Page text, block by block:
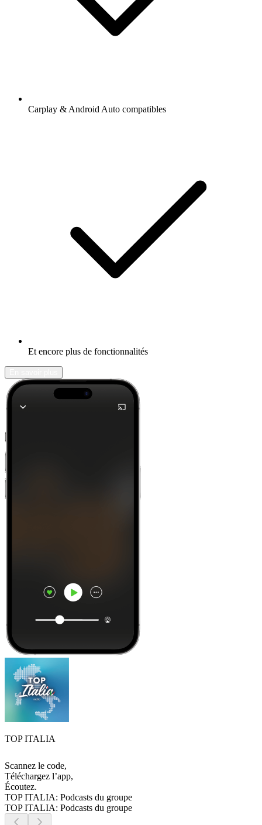
Carplay & Android Auto compatibles
Et encore plus de fonctionnalités
TOP ITALIA
Scannez le code,
Téléchargez l’app,
Écoutez.
TOP ITALIA: Podcasts du groupe
TOP ITALIA: Podcasts du groupe